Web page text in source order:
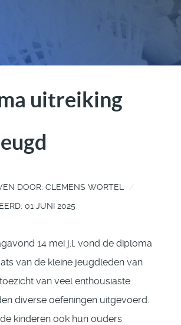
uitreiking
DOOR: CLEMENS WORTEL
01 JUNI 2025
14 mei j.l. vond de diploma
van de kleine jeugdleden van
van veel enthousiaste
diverse oefeningen uitgevoerd.
kinderen ook hun ouders